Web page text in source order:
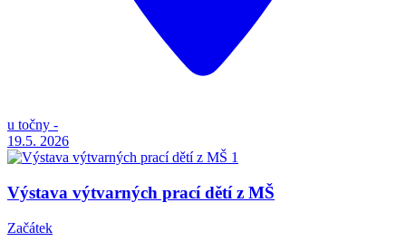
u točny -
19.5. 2026
Výstava výtvarných prací dětí z MŠ
Začátek